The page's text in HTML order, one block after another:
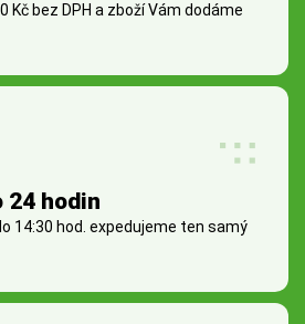
Kč bez DPH a zboží Vám dodáme
24 hodin
14:30 hod. expedujeme ten samý